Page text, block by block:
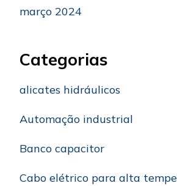
março 2024
Categorias
alicates hidráulicos
Automação industrial
Banco capacitor
Cabo elétrico para alta